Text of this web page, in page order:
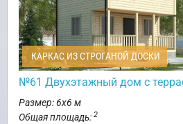
КАРКАС ИЗ СТРОГАНОЙ ДОСКИ
№61 Двухэтажный дом с
Размер: 6х6 м
Общая площадь: 2